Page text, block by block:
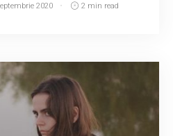
2020 2 min read